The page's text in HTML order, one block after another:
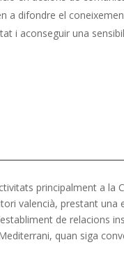
a difondre el
i aconseguir una
principalment a la
valencià, prestant una
de relacions
quan siga